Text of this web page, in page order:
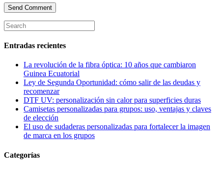
Entradas recientes
La revolución de la fibra óptica: 10 años que cambiaron
Guinea Ecuatorial
Ley de Segunda Oportunidad: cómo salir de las deudas y
recomenzar
DTF UV: personalización sin calor para superficies duras
Camisetas personalizadas para grupos: uso, ventajas y claves
de elección
El uso de sudaderas personalizadas para fortalecer la imagen
de marca en los grupos
Categorías